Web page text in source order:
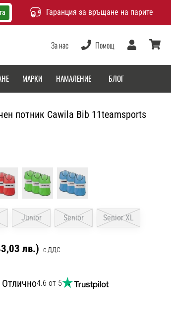
Гаранция за връщане на парите
За нас Помощ
Потребител
МАРКИ НАМАЛЕНИЕ БЛОГ
потник Cawila Bib 11teamsports
Junior Senior Senior XL
лв.) с ДДС
Отлично4.6 от 5